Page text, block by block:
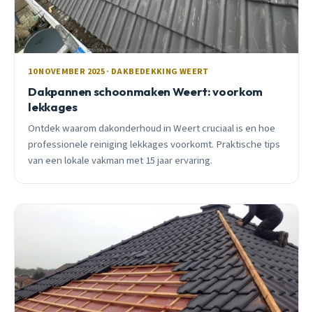
10 NOVEMBER 2025 · DAKBEDEKKING WEERT
Dakpannen schoonmaken Weert: voorkom
lekkages
Ontdek waarom dakonderhoud in Weert cruciaal is en hoe
professionele reiniging lekkages voorkomt. Praktische tips
van een lokale vakman met 15 jaar ervaring.